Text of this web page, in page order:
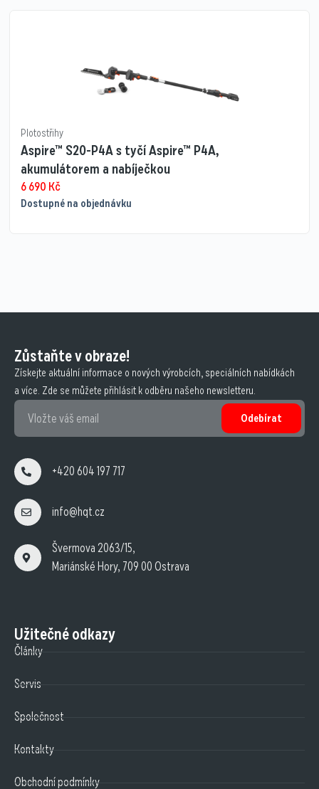
Plotostřihy
Aspire™ S20-P4A s tyčí Aspire™ P4A,
akumulátorem a nabíječkou
6 690 Kč
Dostupné na objednávku
Zůstaňte v obraze!
Získejte aktuální informace o nových výrobcích, speciálních nabídkách
a více. Zde se můžete přihlásit k odběru našeho newsletteru.
Odebírat
+420 604 197 717
info@hqt.cz
Švermova 2063/15,
Mariánské Hory, 709 00 Ostrava
Užitečné odkazy
Články
Servis
Společnost
Kontakty
Obchodní podmínky